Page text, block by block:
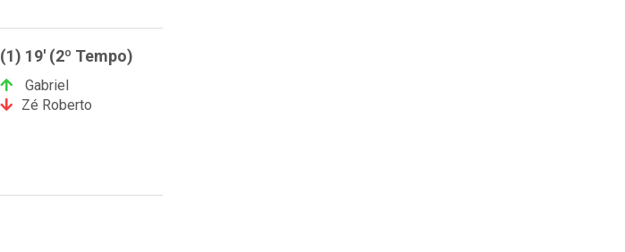
(1) 19' (2º Tempo)
Gabriel
Zé Roberto